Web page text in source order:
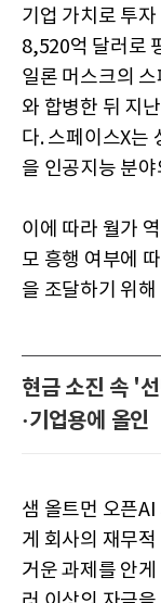
기업 가치로 투
8,520억 달러로
일론 머스크의
와 합병한 뒤 지
다. 스페이스X는
을 인공지능 분
이에 따라 월가
모 흥행 여부에
을 조달하기 위
현금 소진 속 '
·기업용에 올인
샘 올트먼 오픈
게 회사의 재무
거운 과제를 안